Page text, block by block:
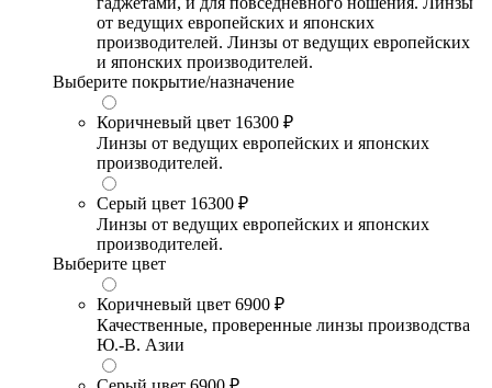
от ведущих европейских и японских
производителей. Линзы от ведущих европейских
и японских производителей.
Выберите покрытие/назначение
Коричневый цвет 16300 ₽
Линзы от ведущих европейских и японских
производителей.
Серый цвет 16300 ₽
Линзы от ведущих европейских и японских
производителей.
Выберите цвет
Коричневый цвет 6900 ₽
Качественные, проверенные линзы производства
Ю.-В. Азии